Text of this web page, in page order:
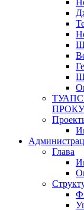
Глава